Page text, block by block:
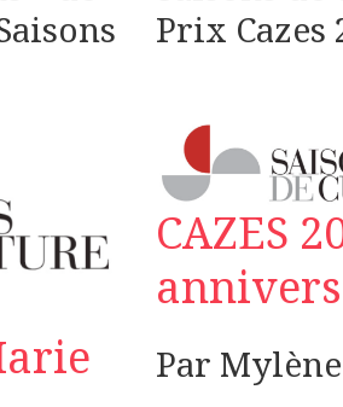
Prix Cazes
CAZES
Par